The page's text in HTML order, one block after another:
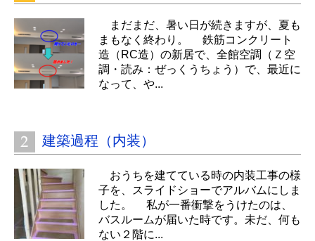
まだまだ、暑い日が続きますが、夏も
まもなく終わり。 鉄筋コンクリート
造（RC造）の新居で、全館空調（Ｚ空
調・読み：ぜっくうちょう）で、最近に
なって、や...
建築過程（内装）
おうちを建てている時の内装工事の様
子を、スライドショーでアルバムにしま
した。 私が一番衝撃をうけたのは、
バスルームが届いた時です。未だ、何も
ない２階に...